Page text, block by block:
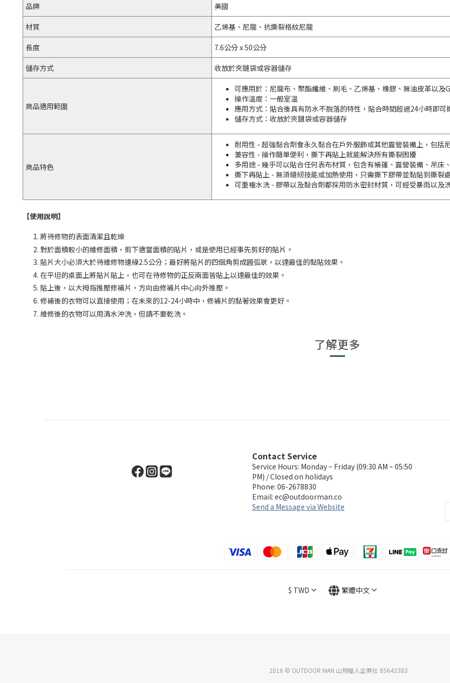
品牌 美國
材質 乙烯基、尼龍、抗撕裂格紋尼龍
長度 7.6公分 x 50公分
儲存方式 收放於夾鏈袋或容器儲存
商品適用範圍
可應用於：尼龍布、聚酯纖維、刷毛、乙烯基、橡膠、無油皮革以及
操作溫度：一般室溫
應用方式：貼合後具有防水不脫落的特性，貼合時間超過24小時即可
儲存方式：收放於夾鏈袋或容器儲存
商品特色
耐用性 - 超強黏合劑會永久黏合在戶外服飾或其他露營裝備上，包括
兼容性 - 操作簡單便利，撕下再貼上就能解決所有撕裂困擾
多用途 - 幾乎可以貼合任何表布材質，包含有帳篷、露營裝備、吊床
撕下再貼上 - 無須縫紉技能或加熱使用，只需撕下膠帶並黏貼到撕裂
可重複水洗 - 膠帶以及黏合劑都採用防水密封材質，可經受暴雨以及
【使用說明】
將待修物的表面清潔且乾燥
對於面積較小的維修面積，剪下適當面積的貼片，或是使用已經事先剪好的貼片。
貼片大小必須大於待維修物邊緣2.5公分；最好將貼片的四個角剪成圓弧狀，以達最佳的黏貼效果。
在平坦的桌面上將貼片貼上，也可在待修物的正反兩面皆貼上以達最佳的效果。
貼上後，以大拇指推壓修補片，方向由修補片中心向外推壓。
修補後的衣物可以直接使用；在未來的12-24小時中，修補片的黏著效果會更好。
維修後的衣物可以用清水沖洗，但請不要乾洗。
了解更多
Contact Service
Service Hours: Monday ~ Friday (09:30 AM ~ 05:50
PM) / Closed on holidays
Phone: 06-2678830
Email: ec@outdoorman.co
Send a Message via Website
$ TWD 繁體中文
2016 © OUTDOOR MAN 山物獵人企業社 85643383